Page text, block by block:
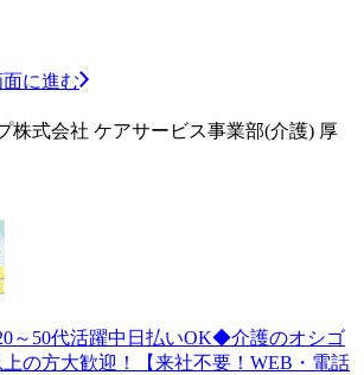
に進む
株式会社 ケアサービス事業部(介護) 厚
～50代活躍中日払いOK◆介護のオシゴ
上の方大歓迎！【来社不要！WEB・電話